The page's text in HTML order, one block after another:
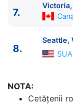
7.
Victoria,
Seattle,
7.
8.
Seattle,
SUA
NOTA:
Cetăţenii